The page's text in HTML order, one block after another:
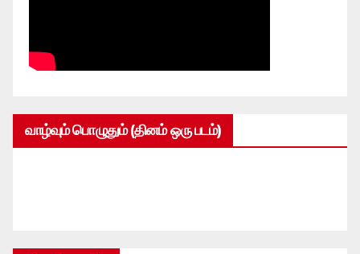
வாழ்வும் பொழுதும் (தினம் ஒரு படம்)